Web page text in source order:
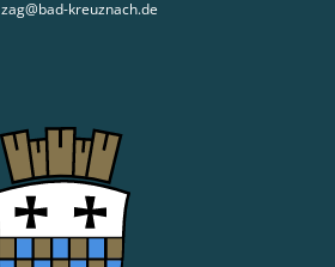
zag@bad-kreuznach.de